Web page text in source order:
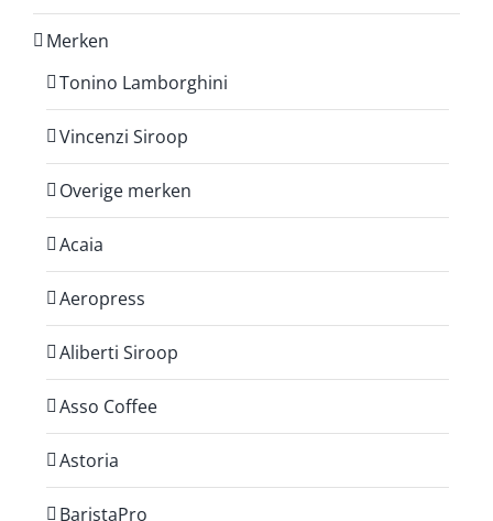
Merken
Tonino Lamborghini
Vincenzi Siroop
Overige merken
Acaia
Aeropress
Aliberti Siroop
Asso Coffee
Astoria
BaristaPro